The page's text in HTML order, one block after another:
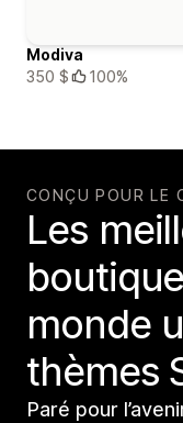
Modiva
350 $
100%
CONÇU POUR LE
Les
monde
thèmes
Paré pour